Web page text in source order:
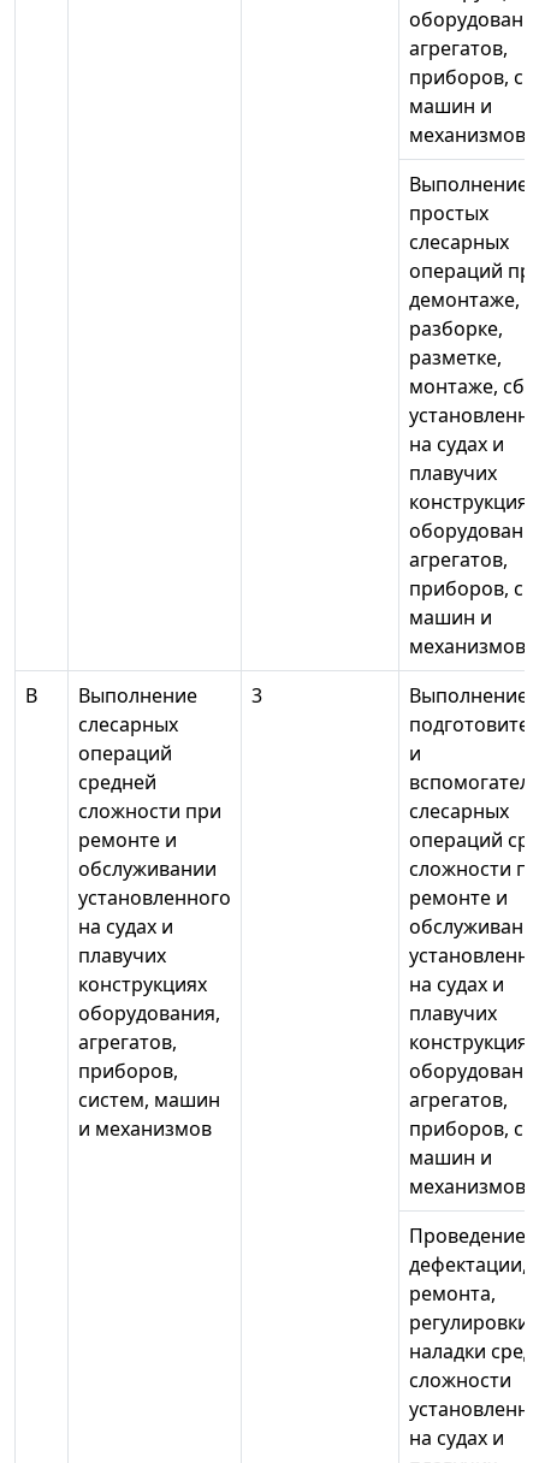
агрегатов,
приборов,
машин и
механизмов
Выполнение
простых
слесарных
операций
демонтаже,
разборке,
разметке,
монтаже,
на судах и
плавучих
конструкциях
агрегатов,
приборов,
машин и
механизмов
В
Выполнение
слесарных
операций
средней
сложности при
ремонте и
обслуживании
установленного
на судах и
плавучих
конструкциях
оборудования,
агрегатов,
приборов,
систем, машин
и механизмов
3
Выполнение
и
слесарных
операций
сложности
ремонте и
на судах и
плавучих
конструкциях
агрегатов,
приборов,
машин и
механизмов
Проведение
дефектации,
ремонта,
регулировки,
наладки
сложности
на судах и